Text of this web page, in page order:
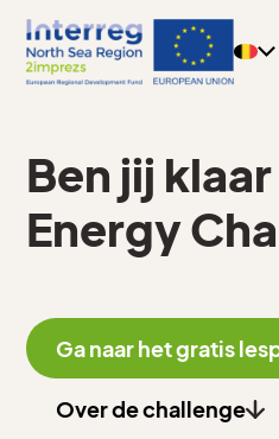
Ben jij
Energy
Ga naar het gratis
Over de challenge